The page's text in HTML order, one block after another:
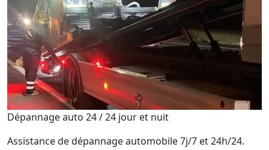
Dépannage auto 24 / 24 jour et nuit
Assistance de dépannage automobile 7j/7 et 24h/24.